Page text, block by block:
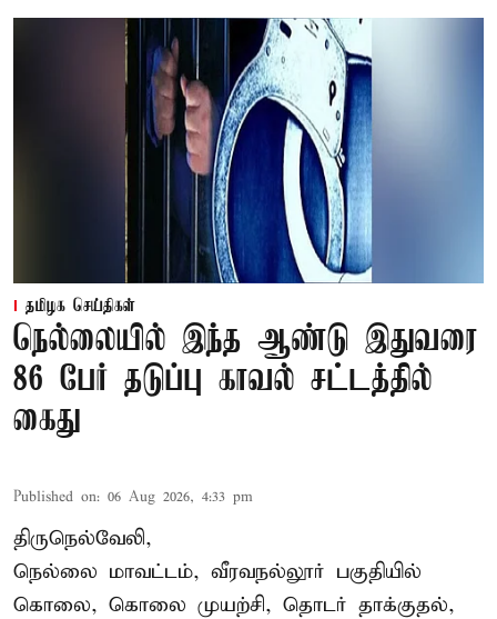
தமிழக செய்திகள்
நெல்லையில் இந்த ஆண்டு இதுவரை
86 பேர் தடுப்பு காவல் சட்டத்தில்
கைது
Published on: 06 Aug 2026, 4:33 pm
திருநெல்வேலி,
நெல்லை மாவட்டம், வீரவநல்லூர் பகுதியில்
கொலை, கொலை முயற்சி, தொடர் தாக்குதல்,